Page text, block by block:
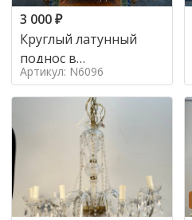
3 000₽
Круглый латунный
поднос в
марокканском стиле в
стиле
Артикул: N6096